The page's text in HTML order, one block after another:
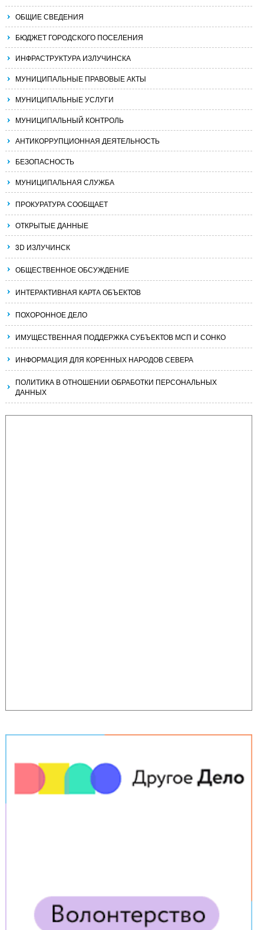
ОБЩИЕ СВЕДЕНИЯ
БЮДЖЕТ ГОРОДСКОГО ПОСЕЛЕНИЯ
ИНФРАСТРУКТУРА ИЗЛУЧИНСКА
МУНИЦИПАЛЬНЫЕ ПРАВОВЫЕ АКТЫ
МУНИЦИПАЛЬНЫЕ УСЛУГИ
МУНИЦИПАЛЬНЫЙ КОНТРОЛЬ
АНТИКОРРУПЦИОННАЯ ДЕЯТЕЛЬНОСТЬ
БЕЗОПАСНОСТЬ
МУНИЦИПАЛЬНАЯ СЛУЖБА
ПРОКУРАТУРА СООБЩАЕТ
ОТКРЫТЫЕ ДАННЫЕ
3D ИЗЛУЧИНСК
ОБЩЕСТВЕННОЕ ОБСУЖДЕНИЕ
ИНТЕРАКТИВНАЯ КАРТА ОБЪЕКТОВ
ПОХОРОННОЕ ДЕЛО
ИМУЩЕСТВЕННАЯ ПОДДЕРЖКА СУБЪЕКТОВ МСП И СОНКО
ИНФОРМАЦИЯ ДЛЯ КОРЕННЫХ НАРОДОВ СЕВЕРА
ПОЛИТИКА В ОТНОШЕНИИ ОБРАБОТКИ ПЕРСОНАЛЬНЫХ
ДАННЫХ